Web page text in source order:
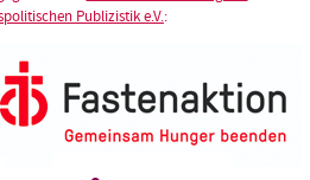
Publizistik e.V.: